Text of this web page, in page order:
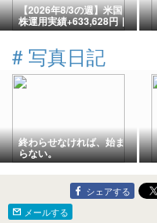
【2026年8/3の週】米国
株運用実績+633,628円｜
利益63万円台へ！AI株上
（PayPay証券）
# 写真日記
終わらせなければ、始ま
らない。
シェアする
メールする